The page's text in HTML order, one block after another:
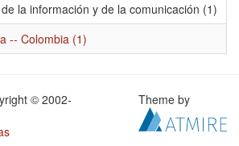
la información y de la comunicación (1)
-- Colombia (1)
© 2002-
Theme by